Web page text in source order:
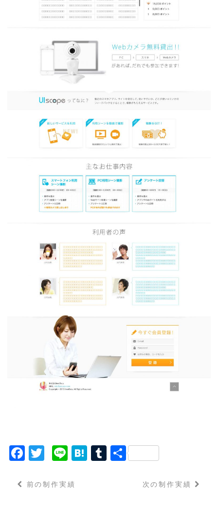
F
c
T
it
Li
e
H
T 共
次の制作実績
前の制作実績